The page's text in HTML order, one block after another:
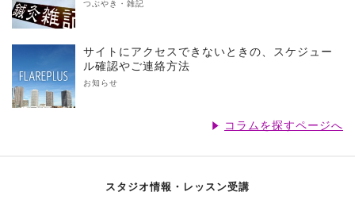
つぶやき・雑記
サイトにアクセスできないときの、スケジュー
ル確認やご連絡方法
お知らせ
コラムを探すページへ
スタジオ情報・レッスン受講